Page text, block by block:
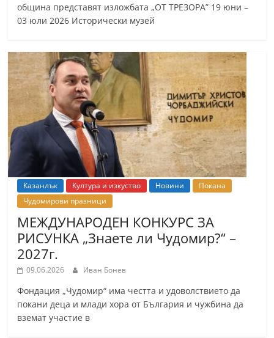
община представят изложбата „ОТ ТРЕЗОРА” 19 юни –
03 юли 2026 Исторически музей
Казанлък Култура и изкуство Новини
Покана
Чудомирови празници
МЕЖДУНАРОДЕН КОНКУРС ЗА
РИСУНКА „Знаете ли Чудомир?“ –
2027г.
09.06.2026 Иван Бонев
Фондация „Чудомир“ има честта и удоволствието да
покани деца и млади хора от България и чужбина да
вземат участие в